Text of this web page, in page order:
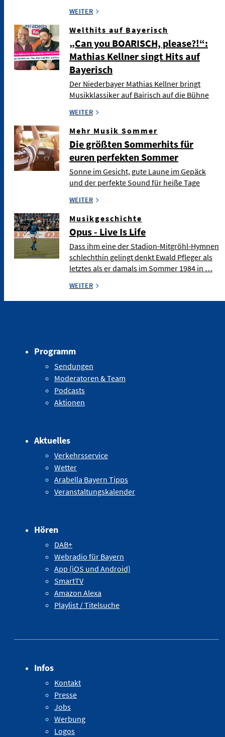
WEITER
Welthits auf Bayerisch
„Can you BOARISCH, please?!“:
Mathias Kellner singt Hits auf
Bayerisch
Der Niederbayer Mathias Kellner bringt
Musikklassiker auf Bairisch auf die Bühne
WEITER
Mehr Musik Sommer
Die größten Sommerhits für
euren perfekten Sommer
Sonne im Gesicht, gute Laune im Gepäck
und der perfekte Sound für heiße Tage
WEITER
Musikgeschichte
Opus - Live Is Life
Dass ihm eine der Stadion-Mitgröhl-Hymnen
schlechthin gelingt denkt Ewald Pfleger als
letztes als er damals im Sommer 1984 in …
WEITER
Programm
Sendungen
Moderatoren & Team
Podcasts
Aktionen
Aktuelles
Verkehrsservice
Wetter
Arabella Bayern Tipps
Veranstaltungskalender
Hören
DAB+
Webradio für Bayern
App (iOS und Android)
SmartTV
Amazon Alexa
Playlist / Titelsuche
Infos
Kontakt
Presse
Jobs
Werbung
Logos